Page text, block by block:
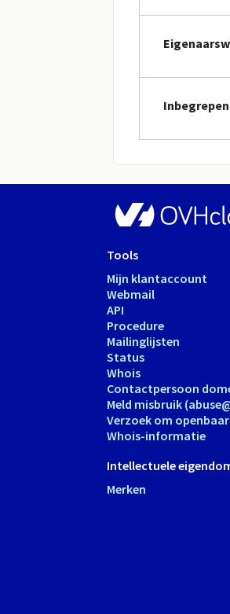
Tools
Mijn klantaccount
Webmail
API
Procedure
Mailinglijsten
Status
Whois
Contactpersoon
Meld misbruik
Verzoek om
Whois-informatie
Intellectuele
Merken